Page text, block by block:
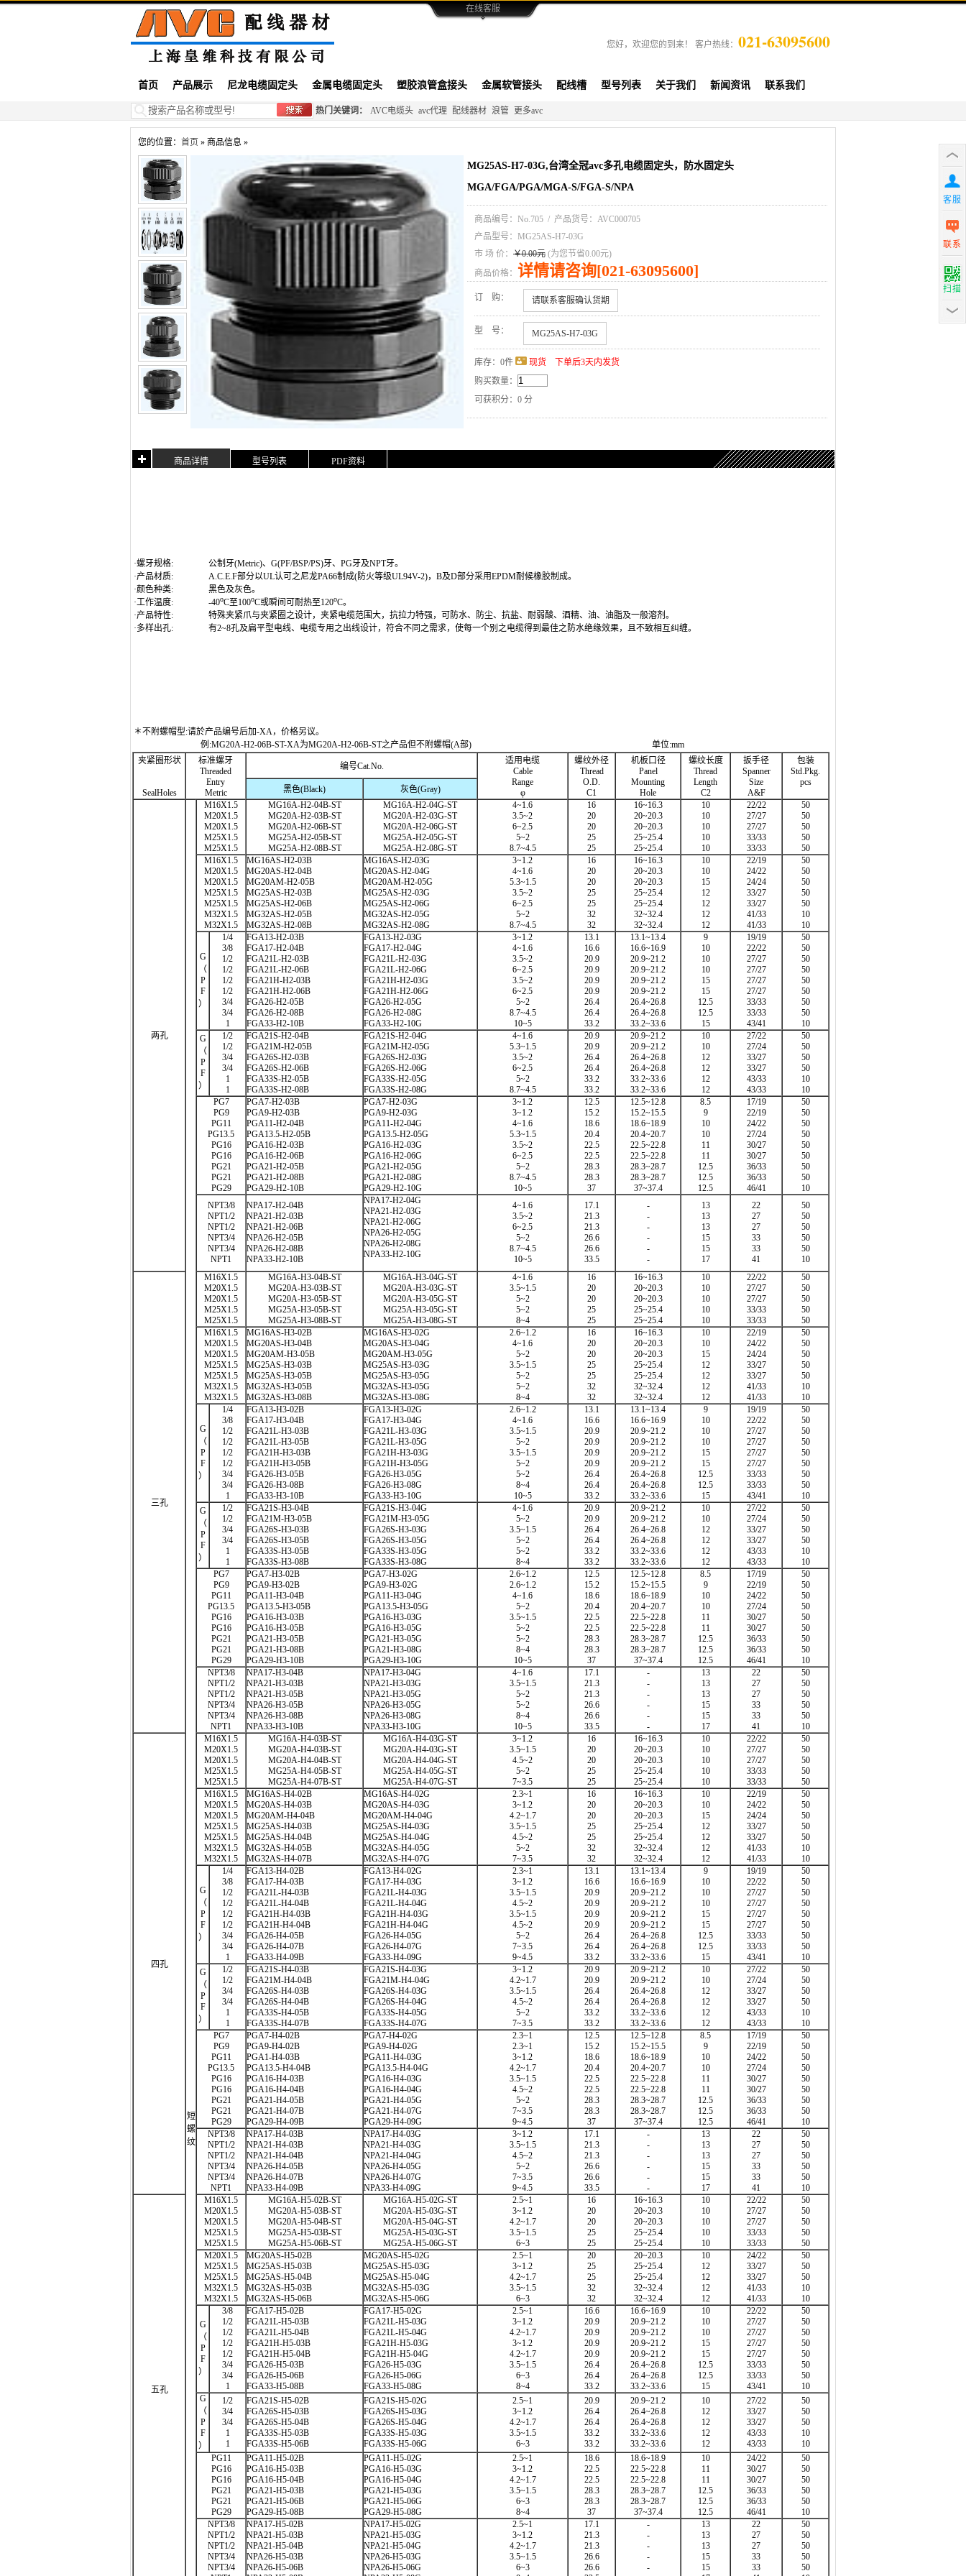
在线客服
您好，欢迎您的到来！ 客户热线： 021-63095600
首页 产品展示 尼龙电缆固定头 金属电缆固定头 塑胶浪管盒接头 金属软管接头 配线槽 型号列表 关于我们 新闻资讯 联系我们
热门关键词： AVC电缆头 avc代理 配线器材 浪管 更多avc
您的位置： 首页 » 商品信息 »
MG25AS-H7-03G,台湾全冠avc多孔电缆固定头，防水固定头
MGA/FGA/PGA/MGA-S/FGA-S/NPA
商品编号： No.705 / 产品货号： AVC000705
产品型号： MG25AS-H7-03G
市 场 价： ￥0.00元 (为您节省0.00元)
商品价格： 详情请咨询[021-63095600]
订 购： 请联系客服确认货期
型 号： MG25AS-H7-03G
库存： 0件
现货 下单后3天内发货
购买数量：
可获积分：0 分
商品详情 型号列表 PDF资料
·螺牙规格: 公制牙(Metric)、G(PF/BSP/PS)牙、PG牙及NPT牙。
·产品材质:
A.C.E.F部分以UL认可之尼龙PA66制成(防火等级UL94V-2)，B及D部分采用EPDM耐候橡胶制成。
·颜色种类:
黑色及灰色。
·工作温度:
-40oC至100oC或瞬间可耐热至120oC。
·产品特性:
特殊夹紧爪与夹紧圈之设计，夹紧电缆范围大，抗拉力特强，可防水、防尘、抗盐、耐弱酸、酒精、油、油脂及一般溶剂。
·多样出孔:
有2~8孔及扁平型电线、电缆专用之出线设计，符合不同之需求，使每一个别之电缆得到最佳之防水绝缘效果，且不致相互纠缠。
＊不附螺帽型:请於产品编号后加-XA，价格另议。
例:MG20A-H2-06B-ST-XA为MG20A-H2-06B-ST之产品但不附螺帽(A部)
单位:mm
夹紧圈形状
SealHoles
标准螺牙
Threaded
Entry
Metric
编号Cat.No.
适用电缆
Cable
Range
φ
螺纹外径
Thread
O.D.
C1
机板口径
Panel
Mounting
Hole
螺纹长度
Thread
Length
C2
扳手径
Spanner
Size
A&F
包装
Std.Pkg.
pcs
黑色(Black) 灰色(Gray)
两孔
短
螺
纹
M16X1.5
M20X1.5
M20X1.5
M25X1.5
M25X1.5
MG16A-H2-04B-ST
MG20A-H2-03B-ST
MG20A-H2-06B-ST
MG25A-H2-05B-ST
MG25A-H2-08B-ST
MG16A-H2-04G-ST
MG20A-H2-03G-ST
MG20A-H2-06G-ST
MG25A-H2-05G-ST
MG25A-H2-08G-ST
4~1.6
3.5~2
6~2.5
5~2
8.7~4.5
16
20
20
25
25
16~16.3
20~20.3
20~20.3
25~25.4
25~25.4
10
10
10
10
10
22/22
27/27
27/27
33/33
33/33
50
50
50
50
50
M16X1.5
M20X1.5
M20X1.5
M25X1.5
M25X1.5
M32X1.5
M32X1.5
MG16AS-H2-03B
MG20AS-H2-04B
MG20AM-H2-05B
MG25AS-H2-03B
MG25AS-H2-06B
MG32AS-H2-05B
MG32AS-H2-08B
MG16AS-H2-03G
MG20AS-H2-04G
MG20AM-H2-05G
MG25AS-H2-03G
MG25AS-H2-06G
MG32AS-H2-05G
MG32AS-H2-08G
3~1.2
4~1.6
5.3~1.5
3.5~2
6~2.5
5~2
8.7~4.5
16
20
20
25
25
32
32
16~16.3
20~20.3
20~20.3
25~25.4
25~25.4
32~32.4
32~32.4
10
10
15
12
12
12
12
22/19
24/22
24/24
33/27
33/27
41/33
41/33
50
50
50
50
50
10
10
G
（
P
F
）
1/4
3/8
1/2
1/2
1/2
1/2
3/4
3/4
1
FGA13-H2-03B
FGA17-H2-04B
FGA21L-H2-03B
FGA21L-H2-06B
FGA21H-H2-03B
FGA21H-H2-06B
FGA26-H2-05B
FGA26-H2-08B
FGA33-H2-10B
FGA13-H2-03G
FGA17-H2-04G
FGA21L-H2-03G
FGA21L-H2-06G
FGA21H-H2-03G
FGA21H-H2-06G
FGA26-H2-05G
FGA26-H2-08G
FGA33-H2-10G
3~1.2
4~1.6
3.5~2
6~2.5
3.5~2
6~2.5
5~2
8.7~4.5
10~5
13.1
16.6
20.9
20.9
20.9
20.9
26.4
26.4
33.2
13.1~13.4
16.6~16.9
20.9~21.2
20.9~21.2
20.9~21.2
20.9~21.2
26.4~26.8
26.4~26.8
33.2~33.6
9
10
10
10
15
15
12.5
12.5
15
19/19
22/22
27/27
27/27
27/27
27/27
33/33
33/33
43/41
50
50
50
50
50
50
50
50
10
G
（
P
F
）
1/2
1/2
3/4
3/4
1
1
FGA21S-H2-04B
FGA21M-H2-05B
FGA26S-H2-03B
FGA26S-H2-06B
FGA33S-H2-05B
FGA33S-H2-08B
FGA21S-H2-04G
FGA21M-H2-05G
FGA26S-H2-03G
FGA26S-H2-06G
FGA33S-H2-05G
FGA33S-H2-08G
4~1.6
5.3~1.5
3.5~2
6~2.5
5~2
8.7~4.5
20.9
20.9
26.4
26.4
33.2
33.2
20.9~21.2
20.9~21.2
26.4~26.8
26.4~26.8
33.2~33.6
33.2~33.6
10
10
12
12
12
12
27/22
27/24
33/27
33/27
43/33
43/33
50
50
50
50
10
10
PG7
PG9
PG11
PG13.5
PG16
PG16
PG21
PG21
PG29
PGA7-H2-03B
PGA9-H2-03B
PGA11-H2-04B
PGA13.5-H2-05B
PGA16-H2-03B
PGA16-H2-06B
PGA21-H2-05B
PGA21-H2-08B
PGA29-H2-10B
PGA7-H2-03G
PGA9-H2-03G
PGA11-H2-04G
PGA13.5-H2-05G
PGA16-H2-03G
PGA16-H2-06G
PGA21-H2-05G
PGA21-H2-08G
PGA29-H2-10G
3~1.2
3~1.2
4~1.6
5.3~1.5
3.5~2
6~2.5
5~2
8.7~4.5
10~5
12.5
15.2
18.6
20.4
22.5
22.5
28.3
28.3
37
12.5~12.8
15.2~15.5
18.6~18.9
20.4~20.7
22.5~22.8
22.5~22.8
28.3~28.7
28.3~28.7
37~37.4
8.5
9
10
10
11
11
12.5
12.5
12.5
17/19
22/19
24/22
27/24
30/27
30/27
36/33
36/33
46/41
50
50
50
50
50
50
50
50
10
NPT3/8
NPT1/2
NPT1/2
NPT3/4
NPT3/4
NPT1
NPA17-H2-04B
NPA21-H2-03B
NPA21-H2-06B
NPA26-H2-05B
NPA26-H2-08B
NPA33-H2-10B
NPA17-H2-04G
NPA21-H2-03G
NPA21-H2-06G
NPA26-H2-05G
NPA26-H2-08G
NPA33-H2-10G
4~1.6
3.5~2
6~2.5
5~2
8.7~4.5
10~5
17.1
21.3
21.3
26.6
26.6
33.5
-
-
-
-
-
-
13
13
13
15
15
17
22
27
27
33
33
41
50
50
50
50
50
10
三孔
M16X1.5
M20X1.5
M20X1.5
M25X1.5
M25X1.5
MG16A-H3-04B-ST
MG20A-H3-03B-ST
MG20A-H3-05B-ST
MG25A-H3-05B-ST
MG25A-H3-08B-ST
MG16A-H3-04G-ST
MG20A-H3-03G-ST
MG20A-H3-05G-ST
MG25A-H3-05G-ST
MG25A-H3-08G-ST
4~1.6
3.5~1.5
5~2
5~2
8~4
16
20
20
25
25
16~16.3
20~20.3
20~20.3
25~25.4
25~25.4
10
10
10
10
10
22/22
27/27
27/27
33/33
33/33
50
50
50
50
50
M16X1.5
M20X1.5
M20X1.5
M25X1.5
M25X1.5
M32X1.5
M32X1.5
MG16AS-H3-02B
MG20AS-H3-04B
MG20AM-H3-05B
MG25AS-H3-03B
MG25AS-H3-05B
MG32AS-H3-05B
MG32AS-H3-08B
MG16AS-H3-02G
MG20AS-H3-04G
MG20AM-H3-05G
MG25AS-H3-03G
MG25AS-H3-05G
MG32AS-H3-05G
MG32AS-H3-08G
2.6~1.2
4~1.6
5~2
3.5~1.5
5~2
5~2
8~4
16
20
20
25
25
32
32
16~16.3
20~20.3
20~20.3
25~25.4
25~25.4
32~32.4
32~32.4
10
10
15
12
12
12
12
22/19
24/22
24/24
33/27
33/27
41/33
41/33
50
50
50
50
50
10
10
G
（
P
F
）
1/4
3/8
1/2
1/2
1/2
1/2
3/4
3/4
1
FGA13-H3-02B
FGA17-H3-04B
FGA21L-H3-03B
FGA21L-H3-05B
FGA21H-H3-03B
FGA21H-H3-05B
FGA26-H3-05B
FGA26-H3-08B
FGA33-H3-10B
FGA13-H3-02G
FGA17-H3-04G
FGA21L-H3-03G
FGA21L-H3-05G
FGA21H-H3-03G
FGA21H-H3-05G
FGA26-H3-05G
FGA26-H3-08G
FGA33-H3-10G
2.6~1.2
4~1.6
3.5~1.5
5~2
3.5~1.5
5~2
5~2
8~4
10~5
13.1
16.6
20.9
20.9
20.9
20.9
26.4
26.4
33.2
13.1~13.4
16.6~16.9
20.9~21.2
20.9~21.2
20.9~21.2
20.9~21.2
26.4~26.8
26.4~26.8
33.2~33.6
9
10
10
10
15
15
12.5
12.5
15
19/19
22/22
27/27
27/27
27/27
27/27
33/33
33/33
43/41
50
50
50
50
50
50
50
50
10
G
（
P
F
）
1/2
1/2
3/4
3/4
1
1
FGA21S-H3-04B
FGA21M-H3-05B
FGA26S-H3-03B
FGA26S-H3-05B
FGA33S-H3-05B
FGA33S-H3-08B
FGA21S-H3-04G
FGA21M-H3-05G
FGA26S-H3-03G
FGA26S-H3-05G
FGA33S-H3-05G
FGA33S-H3-08G
4~1.6
5~2
3.5~1.5
5~2
5~2
8~4
20.9
20.9
26.4
26.4
33.2
33.2
20.9~21.2
20.9~21.2
26.4~26.8
26.4~26.8
33.2~33.6
33.2~33.6
10
10
12
12
12
12
27/22
27/24
33/27
33/27
43/33
43/33
50
50
50
50
10
10
PG7
PG9
PG11
PG13.5
PG16
PG16
PG21
PG21
PG29
PGA7-H3-02B
PGA9-H3-02B
PGA11-H3-04B
PGA13.5-H3-05B
PGA16-H3-03B
PGA16-H3-05B
PGA21-H3-05B
PGA21-H3-08B
PGA29-H3-10B
PGA7-H3-02G
PGA9-H3-02G
PGA11-H3-04G
PGA13.5-H3-05G
PGA16-H3-03G
PGA16-H3-05G
PGA21-H3-05G
PGA21-H3-08G
PGA29-H3-10G
2.6~1.2
2.6~1.2
4~1.6
5~2
3.5~1.5
5~2
5~2
8~4
10~5
12.5
15.2
18.6
20.4
22.5
22.5
28.3
28.3
37
12.5~12.8
15.2~15.5
18.6~18.9
20.4~20.7
22.5~22.8
22.5~22.8
28.3~28.7
28.3~28.7
37~37.4
8.5
9
10
10
11
11
12.5
12.5
12.5
17/19
22/19
24/22
27/24
30/27
30/27
36/33
36/33
46/41
50
50
50
50
50
50
50
50
10
NPT3/8
NPT1/2
NPT1/2
NPT3/4
NPT3/4
NPT1
NPA17-H3-04B
NPA21-H3-03B
NPA21-H3-05B
NPA26-H3-05B
NPA26-H3-08B
NPA33-H3-10B
NPA17-H3-04G
NPA21-H3-03G
NPA21-H3-05G
NPA26-H3-05G
NPA26-H3-08G
NPA33-H3-10G
4~1.6
3.5~1.5
5~2
5~2
8~4
10~5
17.1
21.3
21.3
26.6
26.6
33.5
-
-
-
-
-
-
13
13
13
15
15
17
22
27
27
33
33
41
50
50
50
50
50
10
四孔
M16X1.5
M20X1.5
M20X1.5
M25X1.5
M25X1.5
MG16A-H4-03B-ST
MG20A-H4-03B-ST
MG20A-H4-04B-ST
MG25A-H4-05B-ST
MG25A-H4-07B-ST
MG16A-H4-03G-ST
MG20A-H4-03G-ST
MG20A-H4-04G-ST
MG25A-H4-05G-ST
MG25A-H4-07G-ST
3~1.2
3.5~1.5
4.5~2
5~2
7~3.5
16
20
20
25
25
16~16.3
20~20.3
20~20.3
25~25.4
25~25.4
10
10
10
10
10
22/22
27/27
27/27
33/33
33/33
50
50
50
50
50
M16X1.5
M20X1.5
M20X1.5
M25X1.5
M25X1.5
M32X1.5
M32X1.5
MG16AS-H4-02B
MG20AS-H4-03B
MG20AM-H4-04B
MG25AS-H4-03B
MG25AS-H4-04B
MG32AS-H4-05B
MG32AS-H4-07B
MG16AS-H4-02G
MG20AS-H4-03G
MG20AM-H4-04G
MG25AS-H4-03G
MG25AS-H4-04G
MG32AS-H4-05G
MG32AS-H4-07G
2.3~1
3~1.2
4.2~1.7
3.5~1.5
4.5~2
5~2
7~3.5
16
20
20
25
25
32
32
16~16.3
20~20.3
20~20.3
25~25.4
25~25.4
32~32.4
32~32.4
10
10
15
12
12
12
12
22/19
24/22
24/24
33/27
33/27
41/33
41/33
50
50
50
50
50
10
10
G
（
P
F
）
1/4
3/8
1/2
1/2
1/2
1/2
3/4
3/4
1
FGA13-H4-02B
FGA17-H4-03B
FGA21L-H4-03B
FGA21L-H4-04B
FGA21H-H4-03B
FGA21H-H4-04B
FGA26-H4-05B
FGA26-H4-07B
FGA33-H4-09B
FGA13-H4-02G
FGA17-H4-03G
FGA21L-H4-03G
FGA21L-H4-04G
FGA21H-H4-03G
FGA21H-H4-04G
FGA26-H4-05G
FGA26-H4-07G
FGA33-H4-09G
2.3~1
3~1.2
3.5~1.5
4.5~2
3.5~1.5
4.5~2
5~2
7~3.5
9~4.5
13.1
16.6
20.9
20.9
20.9
20.9
26.4
26.4
33.2
13.1~13.4
16.6~16.9
20.9~21.2
20.9~21.2
20.9~21.2
20.9~21.2
26.4~26.8
26.4~26.8
33.2~33.6
9
10
10
10
15
15
12.5
12.5
15
19/19
22/22
27/27
27/27
27/27
27/27
33/33
33/33
43/41
50
50
50
50
50
50
50
50
10
G
（
P
F
）
1/2
1/2
3/4
3/4
1
1
FGA21S-H4-03B
FGA21M-H4-04B
FGA26S-H4-03B
FGA26S-H4-04B
FGA33S-H4-05B
FGA33S-H4-07B
FGA21S-H4-03G
FGA21M-H4-04G
FGA26S-H4-03G
FGA26S-H4-04G
FGA33S-H4-05G
FGA33S-H4-07G
3~1.2
4.2~1.7
3.5~1.5
4.5~2
5~2
7~3.5
20.9
20.9
26.4
26.4
33.2
33.2
20.9~21.2
20.9~21.2
26.4~26.8
26.4~26.8
33.2~33.6
33.2~33.6
10
10
12
12
12
12
27/22
27/24
33/27
33/27
43/33
43/33
50
50
50
50
10
10
PG7
PG9
PG11
PG13.5
PG16
PG16
PG21
PG21
PG29
PGA7-H4-02B
PGA9-H4-02B
PGA1-H4-03B
PGA13.5-H4-04B
PGA16-H4-03B
PGA16-H4-04B
PGA21-H4-05B
PGA21-H4-07B
PGA29-H4-09B
PGA7-H4-02G
PGA9-H4-02G
PGA11-H4-03G
PGA13.5-H4-04G
PGA16-H4-03G
PGA16-H4-04G
PGA21-H4-05G
PGA21-H4-07G
PGA29-H4-09G
2.3~1
2.3~1
3~1.2
4.2~1.7
3.5~1.5
4.5~2
5~2
7~3.5
9~4.5
12.5
15.2
18.6
20.4
22.5
22.5
28.3
28.3
37
12.5~12.8
15.2~15.5
18.6~18.9
20.4~20.7
22.5~22.8
22.5~22.8
28.3~28.7
28.3~28.7
37~37.4
8.5
9
10
10
11
11
12.5
12.5
12.5
17/19
22/19
24/22
27/24
30/27
30/27
36/33
36/33
46/41
50
50
50
50
50
50
50
50
10
NPT3/8
NPT1/2
NPT1/2
NPT3/4
NPT3/4
NPT1
NPA17-H4-03B
NPA21-H4-03B
NPA21-H4-04B
NPA26-H4-05B
NPA26-H4-07B
NPA33-H4-09B
NPA17-H4-03G
NPA21-H4-03G
NPA21-H4-04G
NPA26-H4-05G
NPA26-H4-07G
NPA33-H4-09G
3~1.2
3.5~1.5
4.5~2
5~2
7~3.5
9~4.5
17.1
21.3
21.3
26.6
26.6
33.5
-
-
-
-
-
-
13
13
13
15
15
17
22
27
27
33
33
41
50
50
50
50
50
10
五孔
M16X1.5
M20X1.5
M20X1.5
M25X1.5
M25X1.5
MG16A-H5-02B-ST
MG20A-H5-03B-ST
MG20A-H5-04B-ST
MG25A-H5-03B-ST
MG25A-H5-06B-ST
MG16A-H5-02G-ST
MG20A-H5-03G-ST
MG20A-H5-04G-ST
MG25A-H5-03G-ST
MG25A-H5-06G-ST
2.5~1
3~1.2
4.2~1.7
3.5~1.5
6~3
16
20
20
25
25
16~16.3
20~20.3
20~20.3
25~25.4
25~25.4
10
10
10
10
10
22/22
27/27
27/27
33/33
33/33
50
50
50
50
50
M20X1.5
M25X1.5
M25X1.5
M32X1.5
M32X1.5
MG20AS-H5-02B
MG25AS-H5-03B
MG25AS-H5-04B
MG32AS-H5-03B
MG32AS-H5-06B
MG20AS-H5-02G
MG25AS-H5-03G
MG25AS-H5-04G
MG32AS-H5-03G
MG32AS-H5-06G
2.5~1
3~1.2
4.2~1.7
3.5~1.5
6~3
20
25
25
32
32
20~20.3
25~25.4
25~25.4
32~32.4
32~32.4
10
12
12
12
12
24/22
33/27
33/27
41/33
41/33
50
50
50
10
10
G
（
P
F
）
3/8
1/2
1/2
1/2
1/2
3/4
3/4
1
FGA17-H5-02B
FGA21L-H5-03B
FGA21L-H5-04B
FGA21H-H5-03B
FGA21H-H5-04B
FGA26-H5-03B
FGA26-H5-06B
FGA33-H5-08B
FGA17-H5-02G
FGA21L-H5-03G
FGA21L-H5-04G
FGA21H-H5-03G
FGA21H-H5-04G
FGA26-H5-03G
FGA26-H5-06G
FGA33-H5-08G
2.5~1
3~1.2
4.2~1.7
3~1.2
4.2~1.7
3.5~1.5
6~3
8~4
16.6
20.9
20.9
20.9
20.9
26.4
26.4
33.2
16.6~16.9
20.9~21.2
20.9~21.2
20.9~21.2
20.9~21.2
26.4~26.8
26.4~26.8
33.2~33.6
10
10
10
15
15
12.5
12.5
15
22/22
27/27
27/27
27/27
27/27
33/33
33/33
43/41
50
50
50
50
50
50
50
10
G
（
P
F
）
1/2
3/4
3/4
1
1
FGA21S-H5-02B
FGA26S-H5-03B
FGA26S-H5-04B
FGA33S-H5-03B
FGA33S-H5-06B
FGA21S-H5-02G
FGA26S-H5-03G
FGA26S-H5-04G
FGA33S-H5-03G
FGA33S-H5-06G
2.5~1
3~1.2
4.2~1.7
3.5~1.5
6~3
20.9
26.4
26.4
33.2
33.2
20.9~21.2
26.4~26.8
26.4~26.8
33.2~33.6
33.2~33.6
10
12
12
12
12
27/22
33/27
33/27
43/33
43/33
50
50
50
10
10
PG11
PG16
PG16
PG21
PG21
PG29
PGA11-H5-02B
PGA16-H5-03B
PGA16-H5-04B
PGA21-H5-03B
PGA21-H5-06B
PGA29-H5-08B
PGA11-H5-02G
PGA16-H5-03G
PGA16-H5-04G
PGA21-H5-03G
PGA21-H5-06G
PGA29-H5-08G
2.5~1
3~1.2
4.2~1.7
3.5~1.5
6~3
8~4
18.6
22.5
22.5
28.3
28.3
37
18.6~18.9
22.5~22.8
22.5~22.8
28.3~28.7
28.3~28.7
37~37.4
10
11
11
12.5
12.5
12.5
24/22
30/27
30/27
36/33
36/33
46/41
50
50
50
50
50
10
NPT3/8
NPT1/2
NPT1/2
NPT3/4
NPT3/4
NPA17-H5-02B
NPA21-H5-03B
NPA21-H5-04B
NPA26-H5-03B
NPA26-H5-06B
NPA17-H5-02G
NPA21-H5-03G
NPA21-H5-04G
NPA26-H5-03G
NPA26-H5-06G
2.5~1
3~1.2
4.2~1.7
3.5~1.5
6~3
17.1
21.3
21.3
26.6
26.6
-
-
-
-
-
13
13
13
15
15
22
27
27
33
33
50
50
50
50
50
客服
联系
扫描